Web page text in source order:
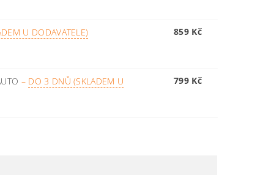
U DODAVATELE) 859 Kč
– DO 3 DNŮ (SKLADEM U 799 Kč